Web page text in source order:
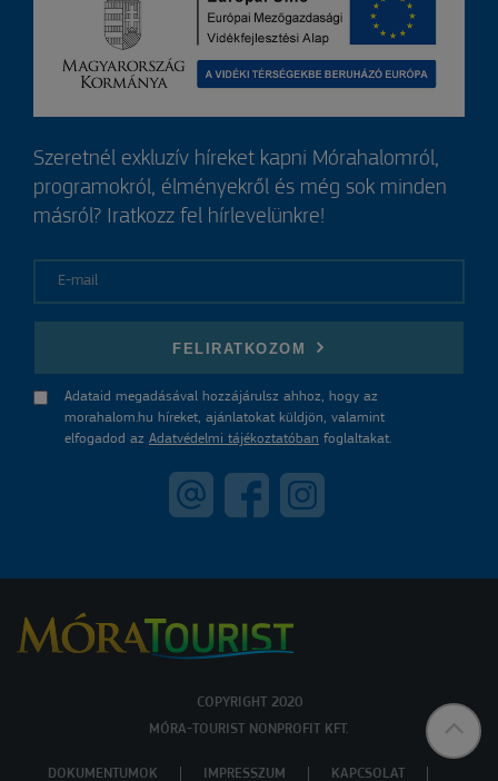
Szeretnél exkluzív híreket kapni Mórahalomról,
programokról, élményekről és még sok minden
másról? Iratkozz fel hírlevelünkre!
FELIRATKOZOM
Adataid megadásával hozzájárulsz ahhoz, hogy az
morahalom.hu híreket, ajánlatokat küldjön, valamint
elfogadod az Adatvédelmi tájékoztatóban foglaltakat.
COPYRIGHT 2020
MÓRA-TOURIST NONPROFIT KFT.
DOKUMENTUMOK IMPRESSZUM KAPCSOLAT